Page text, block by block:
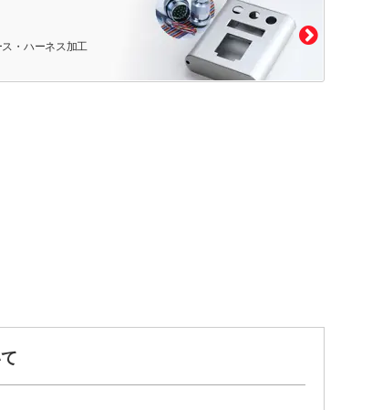
・ハーネス加工